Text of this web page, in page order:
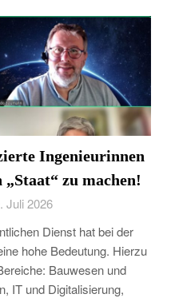
Ingenieurinnen
zu machen!
Juli 2026
Dienst hat bei der
hohe Bedeutung. Hierzu
Bauwesen und
IT und Digitalisierung,